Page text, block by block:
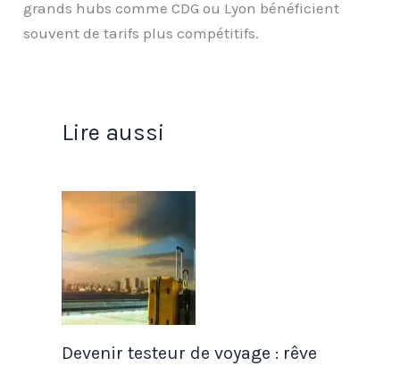
grands hubs comme CDG ou Lyon bénéficient
souvent de tarifs plus compétitifs.
Lire aussi
Devenir testeur de voyage : rêve